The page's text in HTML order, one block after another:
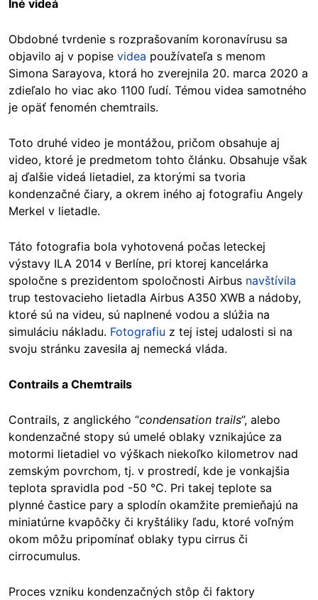
Iné videá
Obdobné tvrdenie s rozprašovaním koronavírusu sa
objavilo aj v popise videa používateľa s menom
Simona Sarayova, ktorá ho zverejnila 20. marca 2020 a
zdieľalo ho viac ako 1100 ľudí. Témou videa samotného
je opäť fenomén chemtrails.
Toto druhé video je montážou, pričom obsahuje aj
video, ktoré je predmetom tohto článku. Obsahuje však
aj ďalšie videá lietadiel, za ktorými sa tvoria
kondenzačné čiary, a okrem iného aj fotografiu Angely
Merkel v lietadle.
Táto fotografia bola vyhotovená počas leteckej
výstavy ILA 2014 v Berlíne, pri ktorej kancelárka
spoločne s prezidentom spoločnosti Airbus navštívila
trup testovacieho lietadla Airbus A350 XWB a nádoby,
ktoré sú na videu, sú naplnené vodou a slúžia na
simuláciu nákladu. Fotografiu z tej istej udalosti si na
svoju stránku zavesila aj nemecká vláda.
Contrails a Chemtrails
Contrails, z anglického “condensation trails”, alebo
kondenzačné stopy sú umelé oblaky vznikajúce za
motormi lietadiel vo výškach niekoľko kilometrov nad
zemským povrchom, tj. v prostredí, kde je vonkajšia
teplota spravidla pod -50 °C. Pri takej teplote sa
plynné častice pary a splodín okamžite premieňajú na
miniatúrne kvapôčky či kryštáliky ľadu, ktoré voľným
okom môžu pripomínať oblaky typu cirrus či
cirrocumulus.
Proces vzniku kondenzačných stôp či faktory